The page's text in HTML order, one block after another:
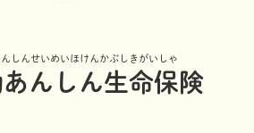
しんせいめいほけんかぶしきがいしゃ
んしん生命保険